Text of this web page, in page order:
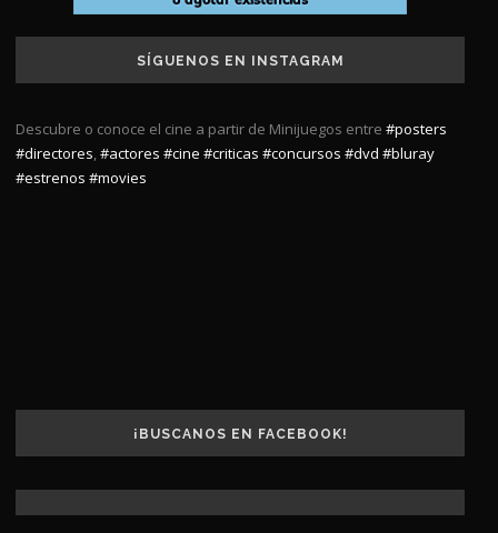
SÍGUENOS EN INSTAGRAM
Descubre o conoce el cine a partir de Minijuegos entre #posters
#directores,#actores #cine #criticas #concursos #dvd #bluray
#estrenos #movies
¡BUSCANOS EN FACEBOOK!